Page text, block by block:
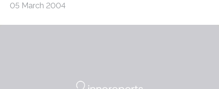
05 March 2004